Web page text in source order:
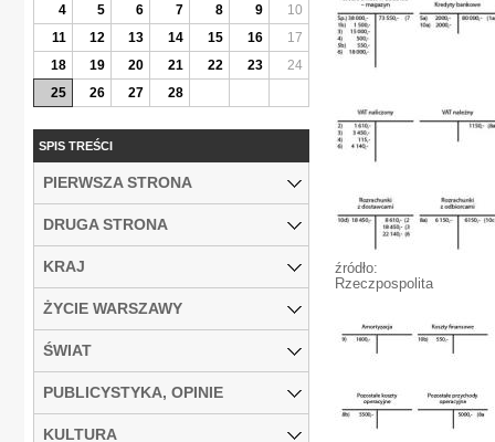
źródło:
Rzeczpospolita
4
5 6 7 8 9
10
11
12 13 14 15 16
17
18
19 20 21 22 23
24
25
26 27 28
SPIS TREŚCI
PIERWSZA STRONA
DRUGA STRONA
KRAJ
ŻYCIE WARSZAWY
ŚWIAT
PUBLICYSTYKA, OPINIE
KULTURA